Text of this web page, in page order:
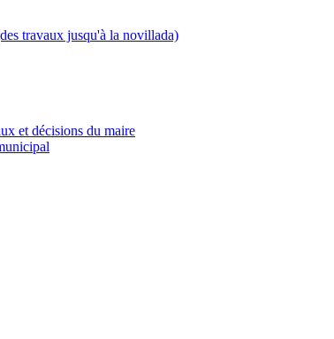
travaux jusqu'à la novillada)
et décisions du maire